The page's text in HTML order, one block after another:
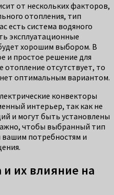
от нескольких факторов,
отопления, тип
есть система водяного
эксплуатационные
хорошим выбором. В
и простое решение для
отопление отсутствует, то
оптимальным вариантом.
конвекторы
интерьер, так как не
и могут быть установлены
чтобы выбранный тип
потребностям и
их влияние на